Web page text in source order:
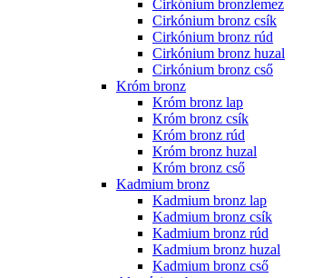
Cirkónium bronzlemez
Cirkónium bronz csík
Cirkónium bronz rúd
Cirkónium bronz huzal
Cirkónium bronz cső
Króm bronz
Króm bronz lap
Króm bronz csík
Króm bronz rúd
Króm bronz huzal
Króm bronz cső
Kadmium bronz
Kadmium bronz lap
Kadmium bronz csík
Kadmium bronz rúd
Kadmium bronz huzal
Kadmium bronz cső